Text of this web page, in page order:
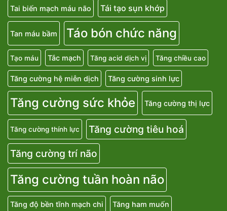
Tai biến mạch máu não Tái tạo sụn khớp
Tan máu bầm Táo bón chức năng
Tạo máu Tắc mạch Tăng acid dịch vị Tăng chiều cao
Tăng cường hệ miễn dịch Tăng cường sinh lực
Tăng cường sức khỏe Tăng cường thị lực
Tăng cường thính lực
Tăng cường tiêu hoá
Tăng cường trí não
Tăng cường tuần hoàn não
Tăng độ bền tĩnh mạch chi Tăng ham muốn